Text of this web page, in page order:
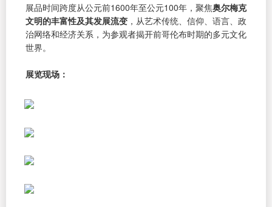
展品时间跨度从公元前1600年至公元100年，聚焦奥尔梅克
文明的丰富性及其发展流变 ，从艺术传统、信仰、语言、政
治网络和经济关系，为参观者揭开前哥伦布时期的多元文化
世界。
展览现场：